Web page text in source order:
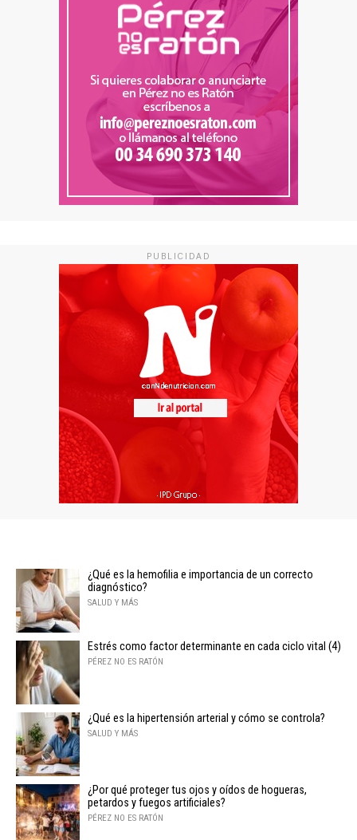
PUBLICIDAD
¿Qué es la hemofilia e importancia de un correcto
diagnóstico?
SALUD Y MÁS
Estrés como factor determinante en cada ciclo vital (4)
PÉREZ NO ES RATÓN
¿Qué es la hipertensión arterial y cómo se controla?
SALUD Y MÁS
¿Por qué proteger tus ojos y oídos de hogueras,
petardos y fuegos artificiales?
PÉREZ NO ES RATÓN